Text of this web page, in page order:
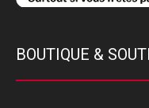
BOUTIQUE &